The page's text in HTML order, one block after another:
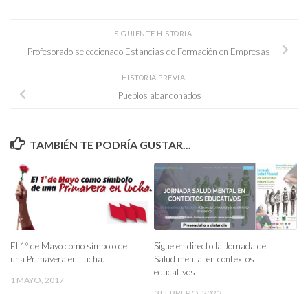
SIGUIENTE HISTORIA
Profesorado seleccionado Estancias de Formación en Empresas
HISTORIA PREVIA
Pueblos abandonados
TAMBIÉN TE PODRÍA GUSTAR...
El 1º de Mayo como símbolo de
una Primavera en Lucha.
1 MAYO, 2017
Sigue en directo la Jornada de
Salud mental en contextos
educativos